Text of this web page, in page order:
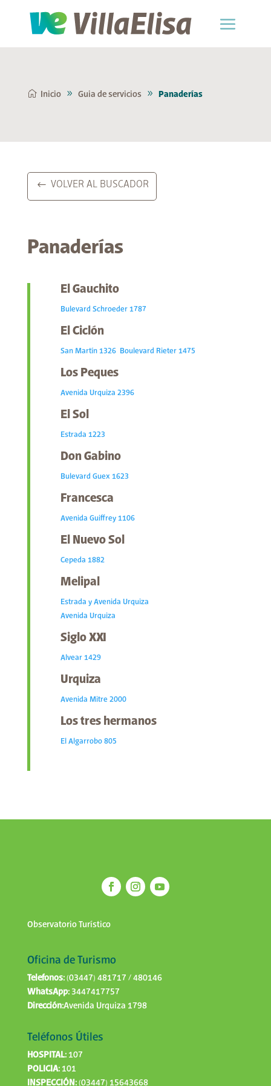
Inicio Guia de servicios Panaderías
VOLVER AL BUSCADOR
Panaderías
El Gauchito
Bulevard Schroeder 1787
El Ciclón
San Martín 1326 Boulevard Rieter 1475
Los Peques
Avenida Urquiza 2396
El Sol
Estrada 1223
Don Gabino
Bulevard Guex 1623
Francesca
Avenida Guiffrey 1106
El Nuevo Sol
Cepeda 1882
Melipal
Estrada y Avenida Urquiza
Avenida Urquiza
Siglo XXI
Alvear 1429
Urquiza
Avenida Mitre 2000
Los tres hermanos
El Algarrobo 805
Observatorio Turístico
Oficina de Turismo
Telefonos:(03447) 481717 / 480146
WhatsApp:3447417757
Dirección:Avenida Urquiza 1798
Teléfonos Útiles
HOSPITAL:107
POLICIA:101
INSPECCIÓN:(03447) 15643668